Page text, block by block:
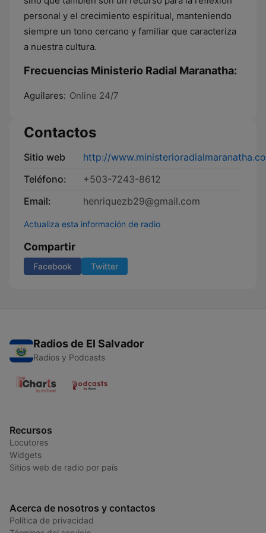
personal y el crecimiento espiritual, manteniendo
siempre un tono cercano y familiar que caracteriza
a nuestra cultura.
Frecuencias Ministerio Radial Maranatha:
Aguilares: Online 24/7
Contactos
Sitio web
http://
Teléfono:
+503-7243-8612
Email:
henriquezb29@gmail.com
Actualiza esta información de radio
Compartir
Facebook Twitter
Radios de El Salvador
Radios y Podcasts
Recursos
Locutores
Widgets
Sitios web de radio por país
Acerca de nosotros y contactos
Política de privacidad